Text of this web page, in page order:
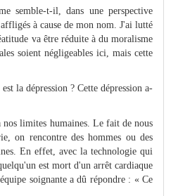
semble-t-il, dans une perspective
à cause de mon nom. J'ai lutté
va être réduite à du moralisme
soient négligeables ici, mais cette
la dépression ? Cette dépression a-
limites humaines. Le fait de nous
on rencontre des hommes ou des
En effet, avec la technologie qui
est mort d'un arrêt cardiaque
soignante a dû répondre : « Ce